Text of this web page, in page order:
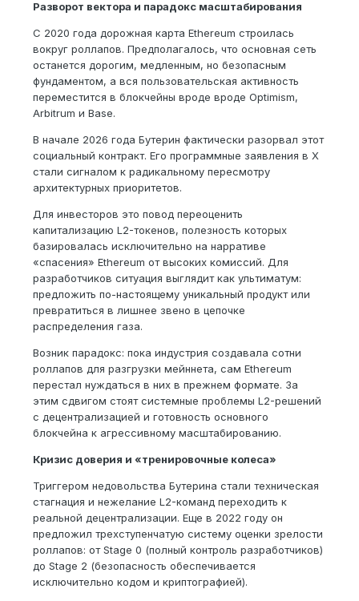
Разворот вектора и парадокс масштабирования
С 2020 года дорожная карта Ethereum строилась
вокруг роллапов. Предполагалось, что основная сеть
останется дорогим, медленным, но безопасным
фундаментом, а вся пользовательская активность
переместится в блокчейны вроде вроде Optimism,
Arbitrum и Base.
В начале 2026 года Бутерин фактически разорвал этот
социальный контракт. Его программные заявления в X
стали сигналом к радикальному пересмотру
архитектурных приоритетов.
Для инвесторов это повод переоценить
капитализацию L2-токенов, полезность которых
базировалась исключительно на нарративе
«спасения» Ethereum от высоких комиссий. Для
разработчиков ситуация выглядит как ультиматум:
предложить по-настоящему уникальный продукт или
превратиться в лишнее звено в цепочке
распределения газа.
Возник парадокс: пока индустрия создавала сотни
роллапов для разгрузки мейннета, сам Ethereum
перестал нуждаться в них в прежнем формате. За
этим сдвигом стоят системные проблемы L2-решений
с децентрализацией и готовность основного
блокчейна к агрессивному масштабированию.
Кризис доверия и «тренировочные колеса»
Триггером недовольства Бутерина стали техническая
стагнация и нежелание L2-команд переходить к
реальной децентрализации. Еще в 2022 году он
предложил трехступенчатую систему оценки зрелости
роллапов: от Stage 0 (полный контроль разработчиков)
до Stage 2 (безопасность обеспечивается
исключительно кодом и криптографией).